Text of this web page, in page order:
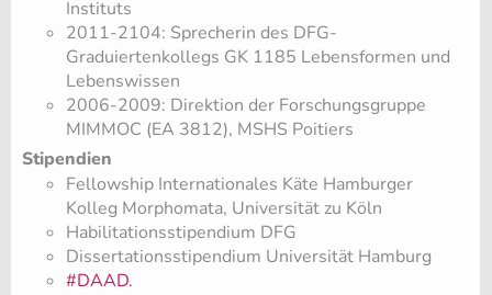
Instituts
2011-2104: Sprecherin des DFG-
Graduiertenkollegs GK 1185 Lebensformen und
Lebenswissen
2006-2009: Direktion der Forschungsgruppe
MIMMOC (EA 3812), MSHS Poitiers
Stipendien
Fellowship Internationales Käte Hamburger
Kolleg Morphomata, Universität zu Köln
Habilitationsstipendium DFG
Dissertationsstipendium Universität Hamburg
#DAAD.